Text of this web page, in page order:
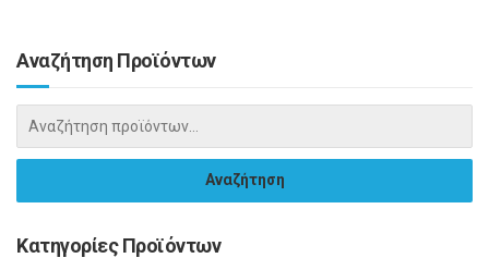
Αναζήτηση Προϊόντων
Κατηγορίες Προϊόντων